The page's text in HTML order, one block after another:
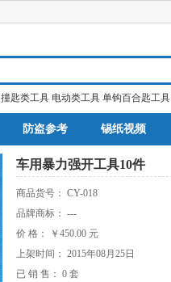
撞匙类工具 电动类工具 单钩百合匙工具
防盗参考 锡纸视频
车用暴力强开工具10件
商品货号： CY-018
品牌商标： ---
价 格：
￥450.00 元
上架时间： 2015年08月25日
已 销 售： 0 套